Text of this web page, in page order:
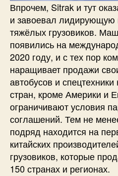
Впрочем, Sitrak и тут
и завоевал лидирующую
тяжёлых грузовиков.
появились на
2020 году, и с тех пор
наращивает продажи
автобусов и
стран, кроме Америки и
ограничивают условия
соглашений. Тем не
подряд находится на
китайских
грузовиков, которые
150 странах и регионах.